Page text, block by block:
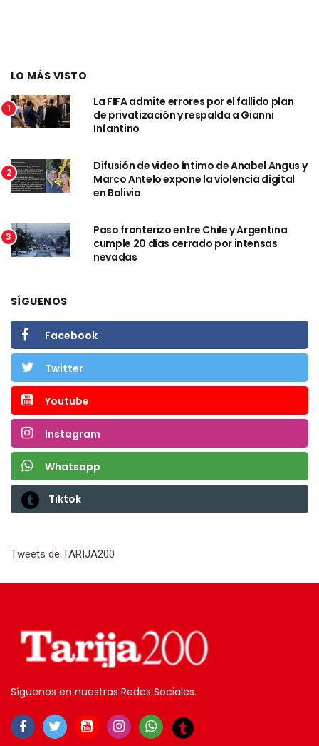
LO MÁS VISTO
1
La FIFA admite errores por el fallido plan
de privatización y respalda a Gianni
Infantino
2
Difusión de video íntimo de Anabel Angus y
Marco Antelo expone la violencia digital
en Bolivia
3
Paso fronterizo entre Chile y Argentina
cumple 20 días cerrado por intensas
nevadas
SÍGUENOS
Facebook
Twitter
Youtube
Instagram
Whatsapp
Tiktok
Tweets de TARIJA200
Síguenos en nuestras Redes Sociales.